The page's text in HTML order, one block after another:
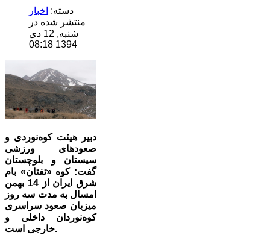
دسته: اخبار
منتشر شده در
شنبه, 12 دی
1394 08:18
دبیر هیئت کوه‌نوردی و
صعودهای ورزشی
سیستان و بلوچستان
گفت: کوه «تفتان» بام
شرق ایران از 14 بهمن
امسال به مدت سه روز
میزبان صعود سراسری
کوه‌نوردان داخلی و
خارجی است.